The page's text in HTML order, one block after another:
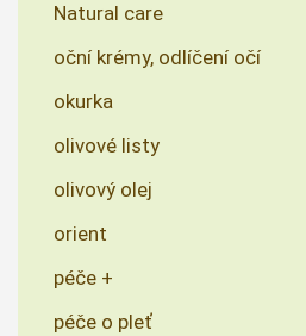
Natural care
oční krémy, odlíčení očí
okurka
olivové listy
olivový olej
orient
péče +
péče o pleť